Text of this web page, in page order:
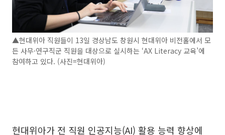
▲현대위아 직원들이 13일 경상남도 창원시 현대위아 비전홀에서 모
든 사무·연구직군 직원을 대상으로 실시하는 ‘AX Literacy 교육’에
참여하고 있다. (사진=현대위아)
현대위아가 전 직원 인공지능(AI) 활용 능력 향상에